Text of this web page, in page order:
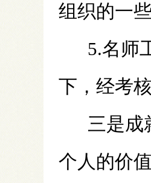
组织的一
5.名师
下，经考
三是成
个人的价